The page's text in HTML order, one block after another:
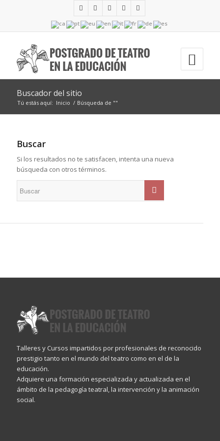
Buscador del sitio
Tú estás aquí: Inicio / Búsqueda de ""
Buscar
Si los resultados no te satisfacen, intenta una nueva
búsqueda con otros términos.
Talleres y Cursos impartidos por profesionales de reconocido
prestigio tanto en el mundo del teatro como en el de la
educación.
Adquiere una formación especializada y actualizada en el
ámbito de la pedagogía teatral, la intervención y la animación
social.